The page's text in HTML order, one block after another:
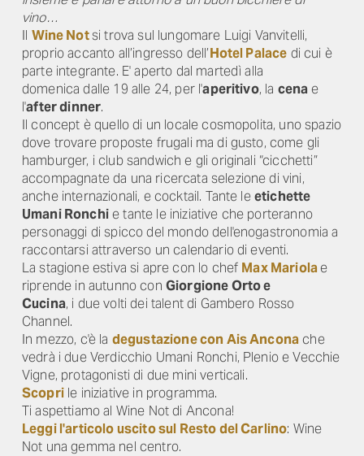
vino…
Il Wine Notsi trova sul lungomare Luigi Vanvitelli,
proprio accanto all’ingresso dell’Hotel Palace di cui è
parte integrante. E' aperto dal martedì alla
domenica dalle 19 alle 24, per l'aperitivo, la cena e
l'after dinner.
Il concept è quello di un locale cosmopolita, uno spazio
dove trovare proposte frugali ma di gusto, come gli
hamburger, i club sandwich e gli originali “cicchetti”
accompagnate da una ricercata selezione di vini,
anche internazionali, e cocktail. Tante leetichette
Umani Ronchie tante le iniziative che porteranno
personaggi di spicco del mondo dell'enogastronomia a
raccontarsi attraverso un calendario di eventi.
La stagione estiva si apre con lo chef Max Mariolae
riprende in autunno con Giorgione Orto e
Cucina, i due volti dei talent di Gambero Rosso
Channel.
In mezzo, c'è la degustazione con Ais Anconache
vedrà i due Verdicchio Umani Ronchi, Plenio e Vecchie
Vigne, protagonisti di due mini verticali.
Scoprile iniziative in programma.
Ti aspettiamo al Wine Not di Ancona!
Leggi l'articolo uscito sul Resto del Carlino: Wine
Not una gemma nel centro.